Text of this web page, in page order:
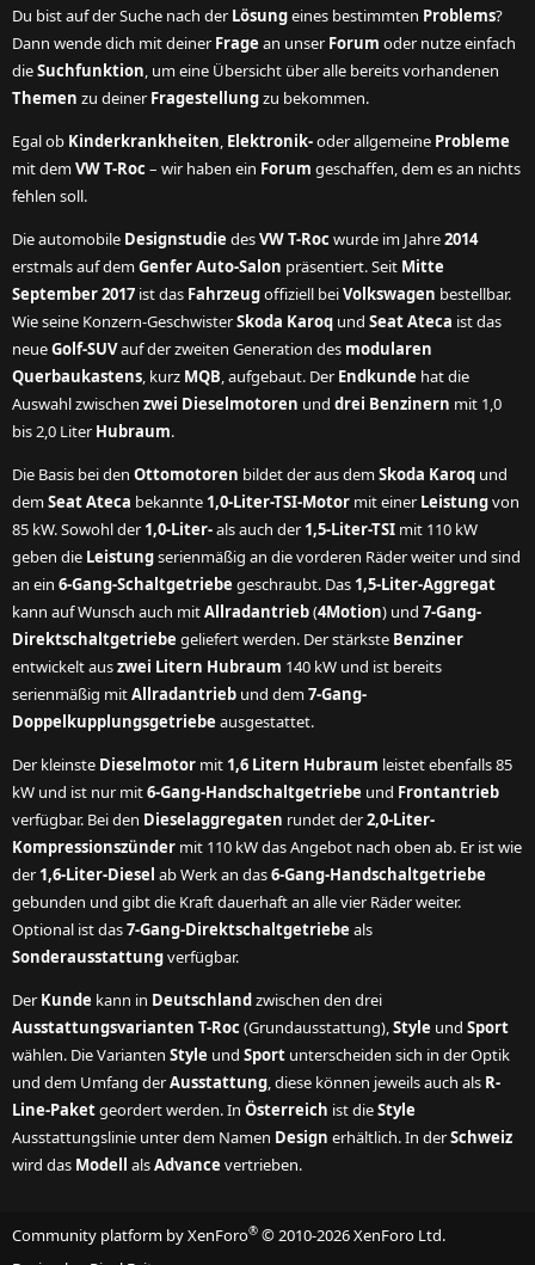
Du bist auf der Suche nach der Lösungeines bestimmten Problems?
Dann wende dich mit deiner Frage an unser Forum oder nutze einfach
dieSuchfunktion, um eine Übersicht über alle bereits vorhandenen
Themen zu deiner Fragestellungzu bekommen.
Egal ob Kinderkrankheiten, Elektronik-oder allgemeine Probleme
mit demVW T-Roc– wir haben ein Forum geschaffen, dem es an nichts
fehlen soll.
Die automobile Designstudie desVW T-Rocwurde im Jahre2014
erstmals auf demGenfer Auto-Salon präsentiert. Seit Mitte
September 2017 ist das Fahrzeugoffiziell beiVolkswagen bestellbar.
Wie seine Konzern-GeschwisterSkoda Karoq und Seat Ateca ist das
neueGolf-SUVauf der zweiten Generation des modularen
Querbaukastens, kurz MQB, aufgebaut. Der Endkunde hat die
Auswahl zwischen zwei Dieselmotoren und drei Benzinern mit 1,0
bis 2,0 Liter Hubraum.
Die Basis bei den Ottomotoren bildet der aus demSkoda Karoq und
demSeat Ateca bekannte 1,0-Liter-TSI-Motor mit einer Leistungvon
85 kW. Sowohl der 1,0-Liter-als auch der 1,5-Liter-TSI mit 110 kW
geben die Leistungserienmäßig an die vorderen Räder weiter und sind
an ein 6-Gang-Schaltgetriebe geschraubt. Das 1,5-Liter-Aggregat
kann auf Wunsch auch mitAllradantrieb(4Motion) und 7-Gang-
Direktschaltgetriebe geliefert werden. Der stärkste Benziner
entwickelt auszwei Litern Hubraum 140 kW und ist bereits
serienmäßig mitAllradantrieb und dem7-Gang-
Doppelkupplungsgetriebe ausgestattet.
Der kleinste Dieselmotor mit 1,6 Litern Hubraum leistet ebenfalls 85
kW und ist nur mit6-Gang-Handschaltgetriebe und Frontantrieb
verfügbar. Bei den Dieselaggregaten rundet der2,0-Liter-
Kompressionszünder mit 110 kW das Angebot nach oben ab. Er ist wie
der 1,6-Liter-Diesel ab Werk an das6-Gang-Handschaltgetriebe
gebunden und gibt die Kraft dauerhaft an alle vier Räder weiter.
Optional ist das7-Gang-Direktschaltgetriebe als
Sonderausstattungverfügbar.
Der Kunde kann in Deutschlandzwischen den drei
Ausstattungsvarianten T-Roc(Grundausstattung),Style und Sport
wählen. Die Varianten Style und Sport unterscheiden sich in der Optik
und dem Umfang derAusstattung, diese können jeweils auch als R-
Line-Paketgeordert werden. In Österreich ist dieStyle
Ausstattungslinie unter dem Namen Design erhältlich. In derSchweiz
wird das Modell alsAdvance vertrieben.
Community platform by XenForo® © 2010-2026 XenForo Ltd.